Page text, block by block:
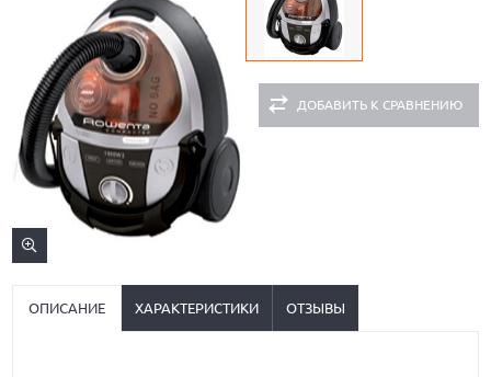
ДОБАВИТЬ К СРАВНЕНИЮ
ОПИСАНИЕ ХАРАКТЕРИСТИКИ ОТЗЫВЫ